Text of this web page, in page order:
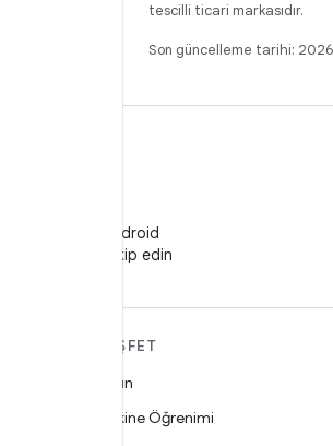
tescilli ticari markasıdır.
Son güncelleme tarihi:
WeChat'te Android
Developers'ı takip edin
KEŞFET
Oyun
Makine Öğrenimi